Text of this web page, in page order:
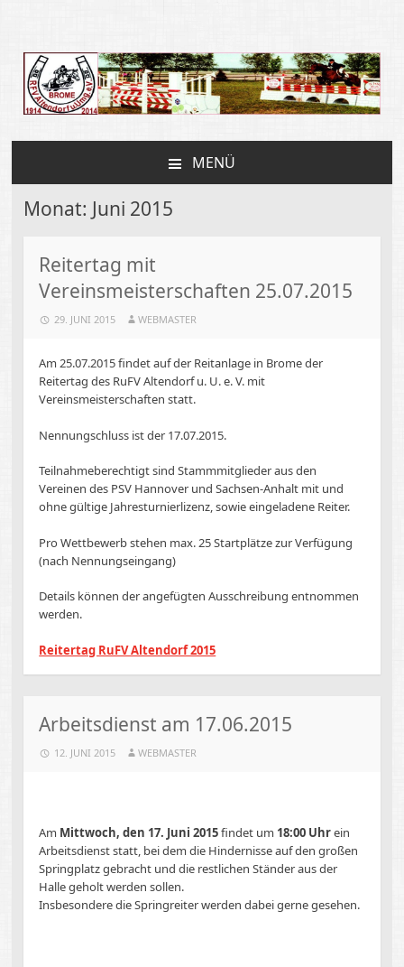
Reit und Fahrverein
Altendorf
MENÜ
ZUM
INHALT
SPRINGEN
Monat: Juni 2015
Reitertag mit
Vereinsmeisterschaften 25.07.2015
29. JUNI 2015 WEBMASTER
Am 25.07.2015 findet auf der Reitanlage in Brome der
Reitertag des RuFV Altendorf u. U. e. V. mit
Vereinsmeisterschaften statt.
Nennungschluss ist der 17.07.2015.
Teilnahmeberechtigt sind Stammmitglieder aus den
Vereinen des PSV Hannover und Sachsen-Anhalt mit und
ohne gültige Jahresturnierlizenz, sowie eingeladene Reiter.
Pro Wettbewerb stehen max. 25 Startplätze zur Verfügung
(nach Nennungseingang)
Details können der angefügten Ausschreibung entnommen
werden.
Reitertag RuFV Altendorf 2015
Arbeitsdienst am 17.06.2015
12. JUNI 2015 WEBMASTER
Am Mittwoch, den 17. Juni 2015findet um 18:00 Uhrein
Arbeitsdienst statt, bei dem die Hindernisse auf den großen
Springplatz gebracht und die restlichen Ständer aus der
Halle geholt werden sollen.
Insbesondere die Springreiter werden dabei gerne gesehen.